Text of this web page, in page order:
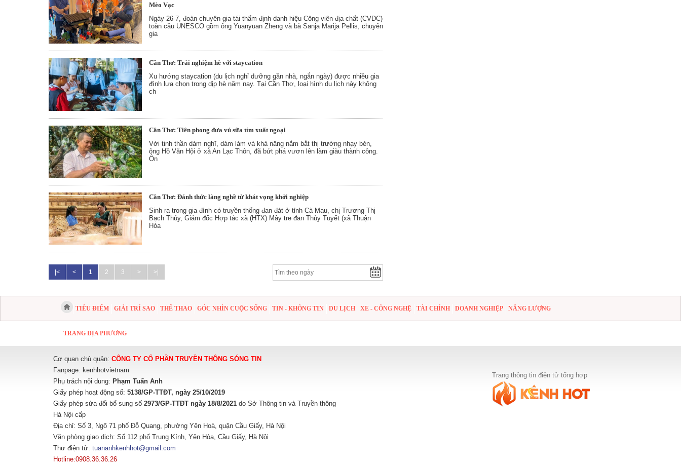
Mèo Vạc
Ngày 26-7, đoàn chuyên gia tái thẩm định danh hiệu Công viên địa chất (CVĐC)
toàn cầu UNESCO gồm ông Yuanyuan Zheng và bà Sanja Marija Pellis, chuyên
gia
Cần Thơ: Trải nghiệm hè với staycation
Xu hướng staycation (du lịch nghỉ dưỡng gần nhà, ngắn ngày) được nhiều gia
đình lựa chọn trong dịp hè năm nay. Tại Cần Thơ, loại hình du lịch này không
ch
Cần Thơ: Tiên phong đưa vú sữa tím xuất ngoại
Với tinh thần dám nghĩ, dám làm và khả năng nắm bắt thị trường nhạy bén,
ông Hồ Văn Hội ở xã An Lạc Thôn, đã bứt phá vươn lên làm giàu thành công.
Ôn
Cần Thơ: Đánh thức làng nghề từ khát vọng khởi nghiệp
Sinh ra trong gia đình có truyền thống đan đát ở tỉnh Cà Mau, chị Trương Thị
Bạch Thủy, Giám đốc Hợp tác xã (HTX) Mây tre đan Thủy Tuyết (xã Thuận
Hòa
|< < 1 2 3 > >|
TIÊU ĐIỂM GIẢI TRÍ SAO THỂ THAO GÓC NHÌN CUỘC SỐNG TIN - KHÔNG TIN DU LỊCH XE - CÔNG NGHỆ TÀI CHÍNH DOANH NGHIỆP NĂNG LƯỢNG
TRANG ĐỊA PHƯƠNG
Cơ quan chủ quản: CÔNG TY CỔ PHẦN TRUYỀN THÔNG SÓNG TIN
Fanpage: kenhhotvietnam
Phụ trách nội dung: Phạm Tuấn Anh
Giấy phép hoạt động số: 5138/GP-TTĐT, ngày 25/10/2019
Giấy phép sửa đổi bổ sung số 2973/GP-TTĐT ngày 18/8/2021 do Sở Thông tin và Truyền thông
Hà Nội cấp
Địa chỉ: Số 3, Ngõ 71 phố Đỗ Quang, phường Yên Hoà, quận Cầu Giấy, Hà Nội
Văn phòng giao dịch: Số 112 phố Trung Kính, Yên Hòa, Cầu Giấy, Hà Nội
Thư điện tử: tuananhkenhhot@gmail.com
Hotline:0908.36.36.26
Trang thông tin điện tử tổng hợp